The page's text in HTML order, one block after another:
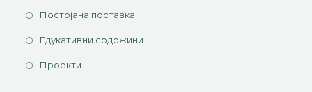
Постојана поставка
Едукативни содржини
Проекти